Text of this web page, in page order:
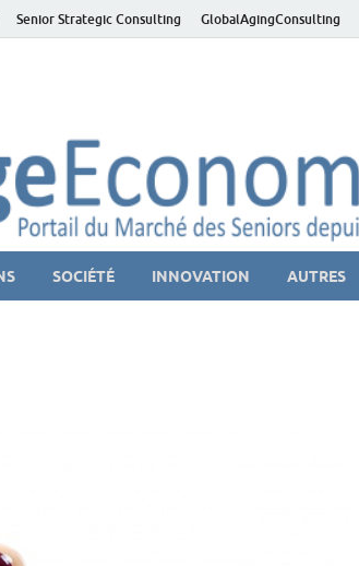
Senior Strategic Consulting GlobalAgingConsulting
SOCIÉTÉ INNOVATION AUTRES